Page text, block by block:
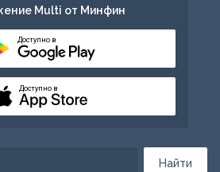
Найти
Multi от Минфин
Доступно в
Доступно в